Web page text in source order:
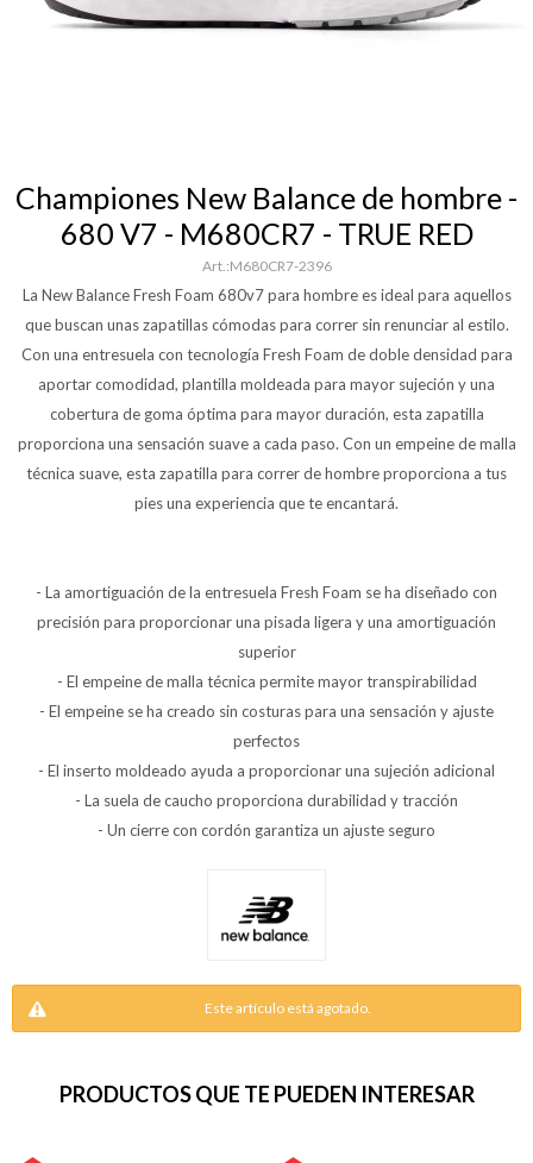
Championes New Balance de hombre -
680 V7 - M680CR7 - TRUE RED
M680CR7-2396
La New Balance Fresh Foam 680v7 para hombre es ideal para aquellos
que buscan unas zapatillas cómodas para correr sin renunciar al estilo.
Con una entresuela con tecnología Fresh Foam de doble densidad para
aportar comodidad, plantilla moldeada para mayor sujeción y una
cobertura de goma óptima para mayor duración, esta zapatilla
proporciona una sensación suave a cada paso. Con un empeine de malla
técnica suave, esta zapatilla para correr de hombre proporciona a tus
pies una experiencia que te encantará.
- La amortiguación de la entresuela Fresh Foam se ha diseñado con
precisión para proporcionar una pisada ligera y una amortiguación
superior
- El empeine de malla técnica permite mayor transpirabilidad
- El empeine se ha creado sin costuras para una sensación y ajuste
perfectos
- El inserto moldeado ayuda a proporcionar una sujeción adicional
- La suela de caucho proporciona durabilidad y tracción
- Un cierre con cordón garantiza un ajuste seguro
Este artículo está agotado.
PRODUCTOS QUE TE PUEDEN INTERESAR